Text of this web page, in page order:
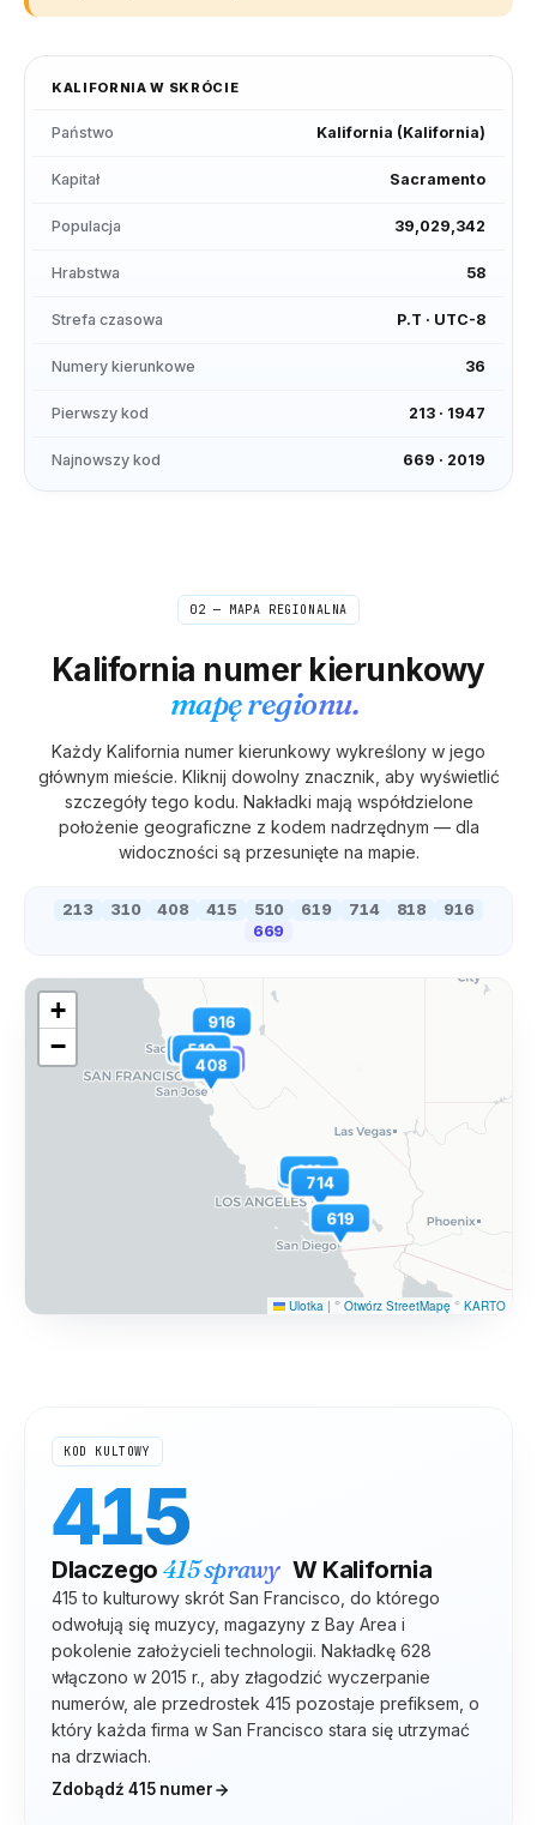
KALIFORNIA W SKRÓCIE
Państwo Kalifornia (Kalifornia)
Kapitał Sacramento
Populacja 39,029,342
Hrabstwa 58
Strefa czasowa P.T · UTC-8
Numery kierunkowe 36
Pierwszy kod 213 · 1947
Najnowszy kod 669 · 2019
02 — MAPA REGIONALNA
Kalifornia numer kierunkowy
mapę regionu.
Każdy Kalifornia numer kierunkowy wykreślony w jego
głównym mieście. Kliknij dowolny znacznik, aby wyświetlić
szczegóły tego kodu. Nakładki mają współdzielone
położenie geograficzne z kodem nadrzędnym — dla
widoczności są przesunięte na mapie.
213 310 408 415 510 619 714 818
916
669
213
310
408
415
510
619
714
818
916
669
+
−
Ulotka | © Otwórz StreetMapę © KARTO
KOD KULTOWY
415
Dlaczego415sprawy W Kalifornia
415 to kulturowy skrót San Francisco, do którego
odwołują się muzycy, magazyny z Bay Area i
pokolenie założycieli technologii. Nakładkę 628
włączono w 2015 r., aby złagodzić wyczerpanie
numerów, ale przedrostek 415 pozostaje prefiksem, o
który każda firma w San Francisco stara się utrzymać
na drzwiach.
Zdobądź 415 numer